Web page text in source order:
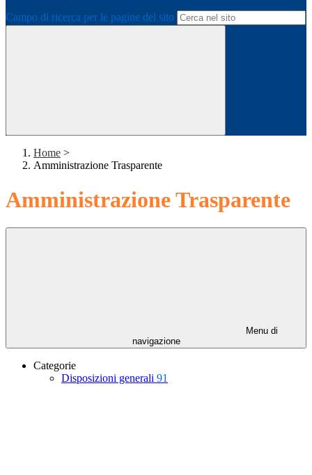
Campo di ricerca per le pagine del sito
Home >
Amministrazione Trasparente
Amministrazione Trasparente
Menu di
navigazione
Categorie
Disposizioni generali 91